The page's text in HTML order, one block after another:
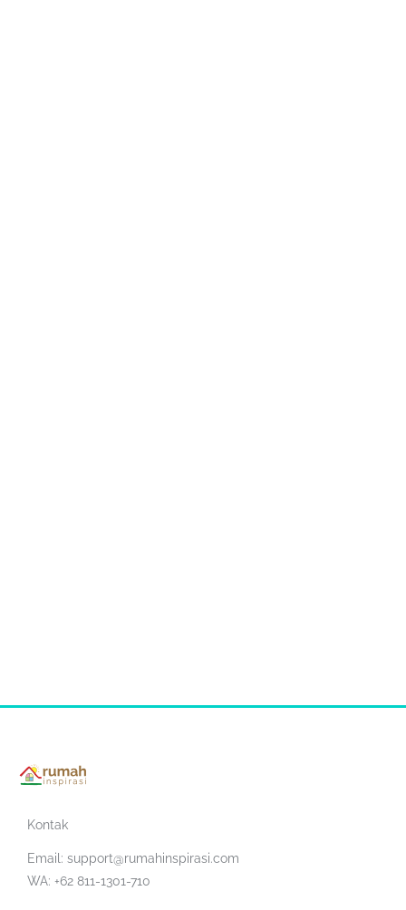
Kontak
Email: support@rumahinspirasi.com
WA: +62 811-1301-710